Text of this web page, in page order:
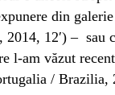
din
2014, 12′) – sau
l-am văzut
/ Brazilia,